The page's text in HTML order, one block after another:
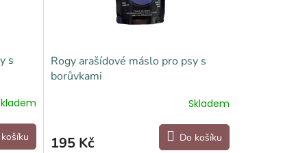
s
Rogy arašídové máslo pro psy s
borůvkami
Skladem
195 Kč Do košíku